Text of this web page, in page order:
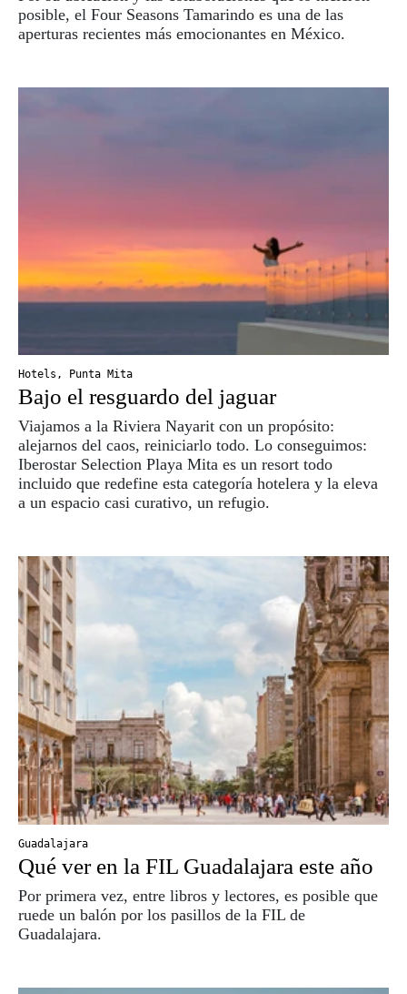
posible, el Four Seasons Tamarindo es una de las
aperturas recientes más emocionantes en México.
Hotels , Punta Mita
Bajo el resguardo del jaguar
Viajamos a la Riviera Nayarit con un propósito:
alejarnos del caos, reiniciarlo todo. Lo conseguimos:
Iberostar Selection Playa Mita es un resort todo
incluido que redefine esta categoría hotelera y la eleva
a un espacio casi curativo, un refugio.
Guadalajara
Qué ver en la FIL Guadalajara este año
Por primera vez, entre libros y lectores, es posible que
ruede un balón por los pasillos de la FIL de
Guadalajara.